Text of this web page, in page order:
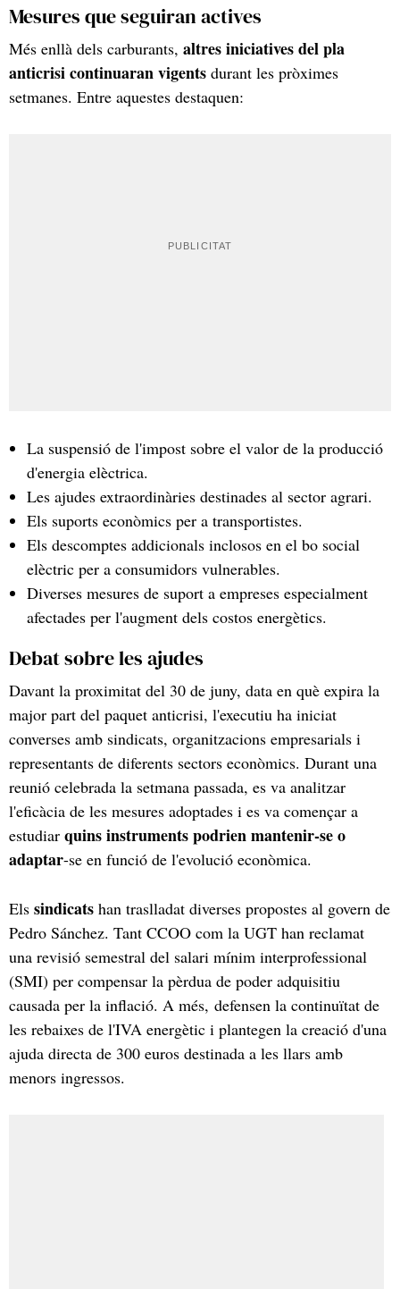
Mesures que seguiran actives
Més enllà dels carburants, altres iniciatives del pla
anticrisi continuaran vigents durant les pròximes
setmanes. Entre aquestes destaquen:
La suspensió de l'impost sobre el valor de la producció
d'energia elèctrica.
Les ajudes extraordinàries destinades al sector agrari.
Els suports econòmics per a transportistes.
Els descomptes addicionals inclosos en el bo social
elèctric per a consumidors vulnerables.
Diverses mesures de suport a empreses especialment
afectades per l'augment dels costos energètics.
Debat sobre les ajudes
Davant la proximitat del 30 de juny, data en què expira la
major part del paquet anticrisi, l'executiu ha iniciat
converses amb sindicats, organitzacions empresarials i
representants de diferents sectors econòmics. Durant una
reunió celebrada la setmana passada, es va analitzar
l'eficàcia de les mesures adoptades i es va començar a
estudiar quins instruments podrien mantenir-se o
adaptar-se en funció de l'evolució econòmica.
Els sindicats han traslladat diverses propostes al govern de
Pedro Sánchez. Tant CCOO com la UGT han reclamat
una revisió semestral del salari mínim interprofessional
(SMI) per compensar la pèrdua de poder adquisitiu
causada per la inflació. A més, defensen la continuïtat de
les rebaixes de l'IVA energètic i plantegen la creació d'una
ajuda directa de 300 euros destinada a les llars amb
menors ingressos.